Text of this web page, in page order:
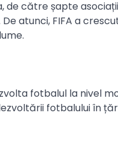
de către șapte
De atunci, FIFA a
fotbalul la nivel
fotbalului în